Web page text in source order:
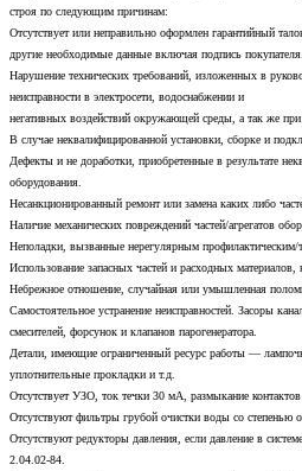
строя по следующим причинам:
Отсутствует или неправильно оформлен гарантийный
другие необходимые данные включая подпись покупателя.
Нарушение технических требований, изложенных в
неисправности в электросети, водоснабжении и
негативных воздействий окружающей среды, а так же
В случае неквалифицированной установки, сборке и
Дефекты и не доработки, приобретенные в результате
оборудования.
Несанкционированный ремонт или замена каких либо
Наличие механических повреждений частей/агрегатов
Неполадки, вызванные нерегулярным профилактическим/
Использование запасных частей и расходных
Небрежное отношение, случайная или умышленная
Самостоятельное устранение неисправностей. Засоры
смесителей, форсунок и клапанов парогенератора.
Детали, имеющие ограниченный ресурс работы —
уплотнительные прокладки и т.д.
Отсутствует УЗО, ток течки 30 мА, размыкание
Отсутствуют фильтры грубой очистки воды со степенью
Отсутствуют редукторы давления, если давление в
2.04.02-84.